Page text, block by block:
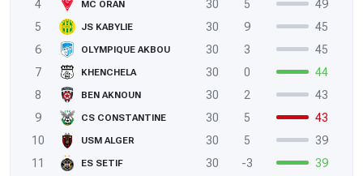
4
MC ORAN 30 5
49
5
JS KABYLIE 30 9
45
6
OLYMPIQUE AKBOU 30 3
45
7
KHENCHELA 30 0
44
8
BEN AKNOUN 30 2
43
9
CS CONSTANTINE 30 5
43
10
USM ALGER 30 5
39
11
ES SETIF 30 -3 39